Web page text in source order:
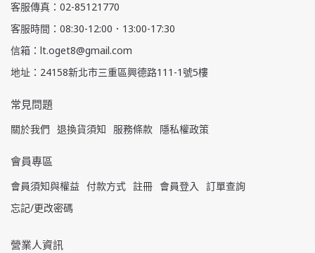
客服傳真：02-85121770
客服時間：08:30-12:00．13:00-17:30
信箱：lt.oget8@gmail.com
地址：24158新北市三重區興德路111-1號5樓
常見問題
關於我們 退換貨須知 服務條款 隱私權政策
會員專區
會員須知與權益 付款方式 註冊 會員登入
訂單查詢
忘記/更改密碼
營業人資訊